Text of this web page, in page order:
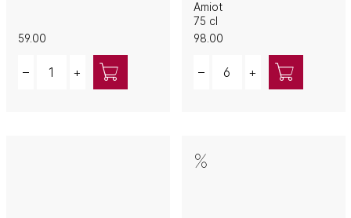
59.00
– +
Amiot
75 cl
98.00
– +